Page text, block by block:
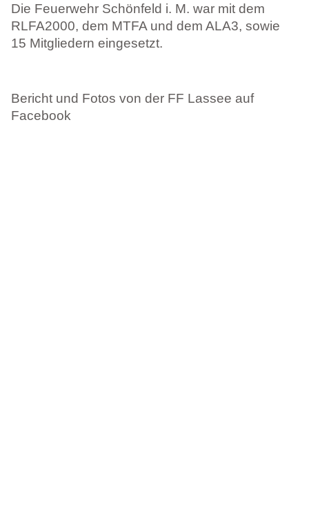
Die Feuerwehr Schönfeld i. M. war mit dem
RLFA2000, dem MTFA und dem ALA3, sowie
15 Mitgliedern eingesetzt.
Bericht und Fotos von der FF Lassee auf
Facebook